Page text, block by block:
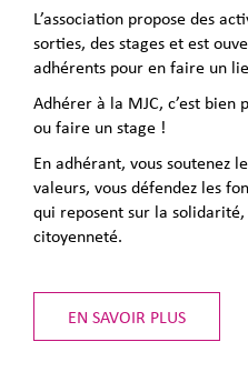
L’association propose des
sorties, des stages et est
adhérents pour en faire un
Adhérer à la MJC, c’est
ou faire un stage !
En adhérant, vous soutenez
valeurs, vous défendez les
qui reposent sur la solidarité,
citoyenneté.
EN SAVOIR PLUS